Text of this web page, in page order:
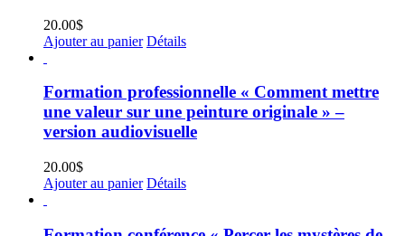
20.00$
Ajouter au panier Détails
Formation professionnelle « Comment mettre
une valeur sur une peinture originale » –
version audiovisuelle
20.00$
Ajouter au panier Détails